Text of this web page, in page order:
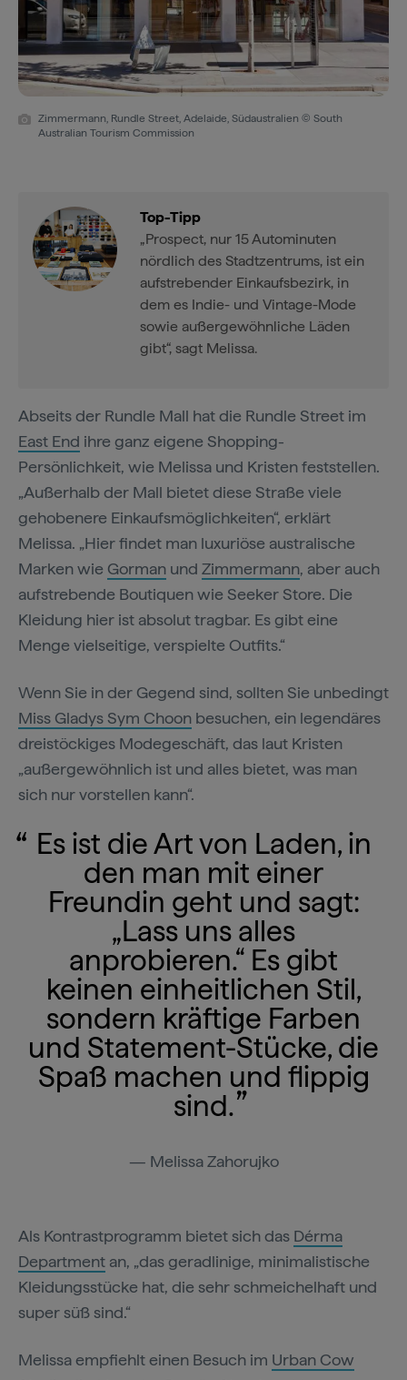
Zimmermann, Rundle Street, Adelaide, Südaustralien © South
Australian Tourism Commission
Top-Tipp
„Prospect, nur 15 Autominuten
nördlich des Stadtzentrums, ist ein
aufstrebender Einkaufsbezirk, in
dem es Indie- und Vintage-Mode
sowie außergewöhnliche Läden
gibt“, sagt Melissa.
Abseits der Rundle Mall hat die Rundle Street im
East End ihre ganz eigene Shopping-
Persönlichkeit, wie Melissa und Kristen feststellen.
„Außerhalb der Mall bietet diese Straße viele
gehobenere Einkaufsmöglichkeiten“, erklärt
Melissa. „Hier findet man luxuriöse australische
Marken wie Gorman und Zimmermann, aber auch
aufstrebende Boutiquen wie Seeker Store. Die
Kleidung hier ist absolut tragbar. Es gibt eine
Menge vielseitige, verspielte Outfits.“
Wenn Sie in der Gegend sind, sollten Sie unbedingt
Miss Gladys Sym Choon besuchen, ein legendäres
dreistöckiges Modegeschäft, das laut Kristen
„außergewöhnlich ist und alles bietet, was man
sich nur vorstellen kann“.
Es ist die Art von Laden, in
den man mit einer
Freundin geht und sagt:
„Lass uns alles
anprobieren.“ Es gibt
keinen einheitlichen Stil,
sondern kräftige Farben
und Statement-Stücke, die
Spaß machen und flippig
sind.
Melissa Zahorujko
Als Kontrastprogramm bietet sich das Dérma
Department an, „das geradlinige, minimalistische
Kleidungsstücke hat, die sehr schmeichelhaft und
super süß sind.“
Melissa empfiehlt einen Besuch im Urban Cow